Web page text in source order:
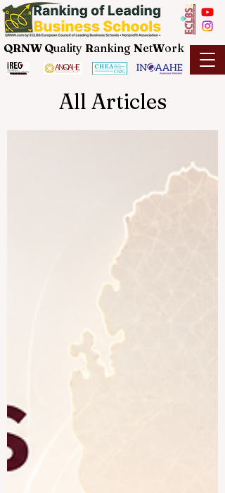
QRNW Quality Ranking NetWork
All Articles